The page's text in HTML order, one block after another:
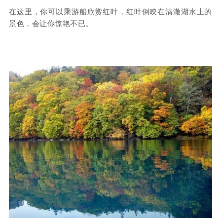
在这里，你可以乘游船欣赏红叶，红叶倒映在清澈湖水上的
景色，会让你惊艳不已。